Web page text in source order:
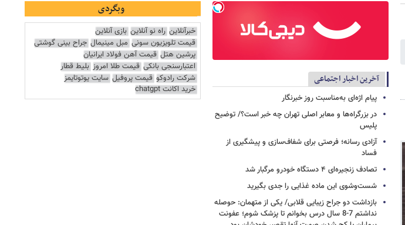
آخرین اخبار اجتماعی
پیام اژه‌ای به‌مناسبت روز خبرنگار
در بزرگراه‌ها و معابر اصلی تهران چه خبر است؟/ توضیح
پلیس
آزادی رسانه؛ فرصتی برای شفاف‌سازی و پیشگیری از
فساد
تصادف زنجیره‌ای ۴ دستگاه خودرو مرگبار شد
شست‌وشوی این ماده غذایی را جدی بگیرید
بازداشت دو جراح زیبایی قلابی/ یکی از متهمان: حوصله
نداشتم 7-8 سال درس بخوانم تا پزشک شوم؛ عفونت
وبگردی
خبرآنلاین راه نو آنلاین بازی آنلاین
قیمت تلویزیون سونی مبل مینیمال جراح بینی گوشتی
پرشین هتل قیمت آهن فولاد ایرانیان
اعتبارسنجی بانکی قیمت طلا امروز بلیط قطار
شرکت رادوکو قیمت پروفیل سایت یوتوتایمز
خرید اکانت chatgpt